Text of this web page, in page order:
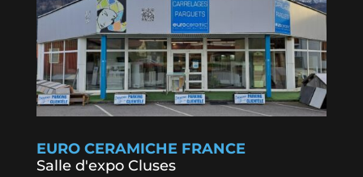
EURO CERAMICHE FRANCE
Salle d'expo Cluses